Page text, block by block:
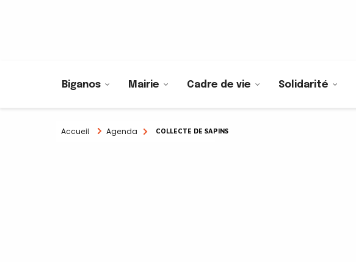
Biganos Mairie Cadre de vie Solidarité
Accueil Agenda COLLECTE DE SAPINS